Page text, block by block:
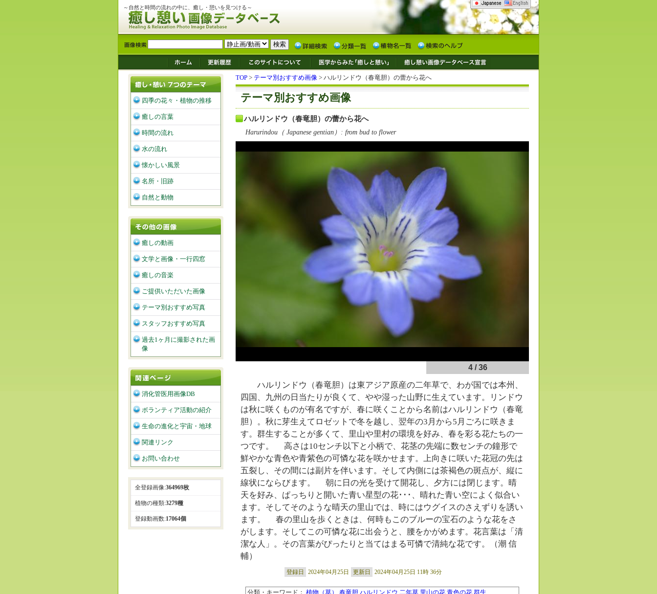
～自然と時間の流れの中に、癒し・憩いを見つける～
TOP > テーマ別おすすめ画像 > ハルリンドウ（春竜胆）の蕾から花へ
テーマ別おすすめ画像
ハルリンドウ（春竜胆）の蕾から花へ
Harurindou（ Japanese gentian）: from bud to flower
5/36
ハルリンドウ（春竜胆）は東アジア原産の二年草で、わが国では本州、
四国、九州の日当たりが良くて、やや湿った山野に生えています。リンドウ
は秋に咲くものが有名ですが、春に咲くことから名前はハルリンドウ（春竜
胆）。秋に芽生えてロゼットで冬を越し、翌年の3月から5月ごろに咲きま
す。群生することが多くて、里山や里村の環境を好み、春を彩る花たちの一
つです。 高さは10センチ以下と小柄で、花茎の先端に数センチの鐘形で
鮮やかな青色や青紫色の可憐な花を咲かせます。上向きに咲いた花冠の先は
五裂し、その間には副片を伴います。そして内側には茶褐色の斑点が、縦に
線状にならびます。 朝に日の光を受けて開花し、夕方には閉じます。晴
天を好み、ぱっちりと開いた青い星型の花･･･、晴れた青い空によく似合い
ます。そしてそのような晴天の里山では、時にはウグイスのさえずりを誘い
ます。 春の里山を歩くときは、何時もこのブルーの宝石のような花をさ
がします。そしてこの可憐な花に出会うと、腰をかがめます。花言葉は「清
潔な人」。その言葉がぴったりと当てはまる可憐で清純な花です。（潮 信
輔）
登録日 2024年04月25日 更新日 2024年04月25日 11時 36分
分類・キーワード： 植物（草） 春竜胆 ハルリンドウ 二年草 里山の花 青色の花 群生
四季の花々・植物の推移
癒しの言葉
時間の流れ
水の流れ
懐かしい風景
名所・旧跡
自然と動物
癒しの動画
文学と画像・一行四窓
癒しの音楽
ご提供いただいた画像
テーマ別おすすめ写真
スタッフおすすめ写真
過去1ヶ月に撮影された画
像
消化管医用画像DB
ボランティア活動の紹介
生命の進化と宇宙・地球
関連リンク
お問い合わせ
全登録画像:364969枚
植物の種類:3279種
登録動画数:17064個